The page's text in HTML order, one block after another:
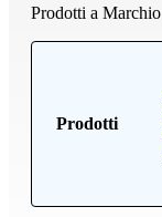
Prodotti a
Prodotti